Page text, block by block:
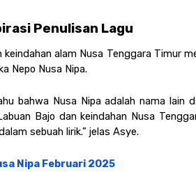
Penulisan Lagu
alam Nusa Tenggara Timur
Nepo Nusa Nipa.
bahwa Nusa Nipa adalah nama lain
Bajo dan keindahan Nusa
sebuah lirik.” jelas Asye.
Nipa Februari 2025